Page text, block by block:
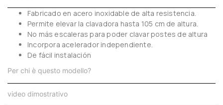
Per chi è questo modello?
video dimostrativo
Fabricado en acero inoxidable de alta resistencia.
Permite elevar la clavadora hasta 105 cm de altura.
No más escaleras para poder clavar postes de altura
Incorpora acelerador independiente.
De fácil instalación